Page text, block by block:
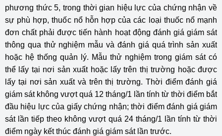
phương thức 5, trong thời gian hiệu lực của chứng nhận về
sự phù hợp, thuốc nổ hỗn hợp của các loại thuốc nổ mạnh
đơn chất phải được tiến hành hoạt động đánh giá giám sát
thông qua thử nghiệm mẫu và đánh giá quá trình sản xuất
hoặc hệ thống quản lý. Mẫu thử nghiệm trong giám sát có
thể lấy tại nơi sản xuất hoặc lấy trên thị trường hoặc được
lấy tại nơi sản xuất và trên thị trường. Thời điểm đánh giá
giám sát không vượt quá 12 tháng/1 lần tính từ thời điểm bắt
đầu hiệu lực của giấy chứng nhận; thời điểm đánh giá giám
sát lần tiếp theo không vượt quá 24 tháng/1 lần tính từ thời
điểm ngày kết thúc đánh giá giám sát lần trước.